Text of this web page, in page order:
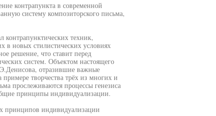
контрапункта в современной
систему композиторского письма,
техник,
в новых стилистических условиях
решение, что ставит перед
систем. Объектом настоящего
отразившие важные
творчества трёх из многих и
прослеживаются процессы генезиса
принципы индивидуализации.
принципов индивидуализации